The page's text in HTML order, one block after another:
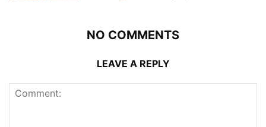
NO COMMENTS
LEAVE A REPLY